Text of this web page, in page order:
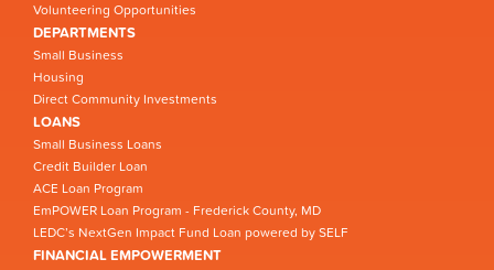
Volunteering Opportunities
DEPARTMENTS
Small Business
Housing
Direct Community Investments
LOANS
Small Business Loans
Credit Builder Loan
ACE Loan Program
EmPOWER Loan Program - Frederick County, MD
LEDC’s NextGen Impact Fund Loan powered by SELF
FINANCIAL EMPOWERMENT